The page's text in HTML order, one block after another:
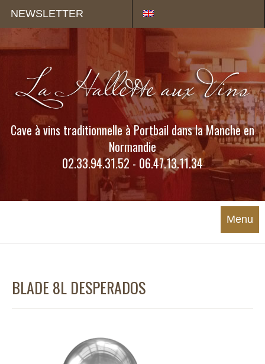
NEWSLETTER
Cave à vins traditionnelle à Portbail dans la Manche en
Normandie
02.33.94.31.52 - 06.47.13.11.34
Menu
BLADE 8L DESPERADOS
Panneau de gestion des cookies